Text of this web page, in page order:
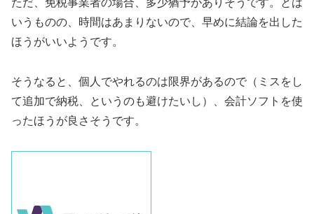
ただ、免税事業者の場合、多少猶予がありそうです。とは
いうものの、時間はあまりないので、早めに結論を出した
ほうがいいようです。
そうなると、個人でやれるのは限界があるので（ミスをし
て追加で納税、というのも避けたいし）、会計ソフトを使
ったほうが良さそうです。